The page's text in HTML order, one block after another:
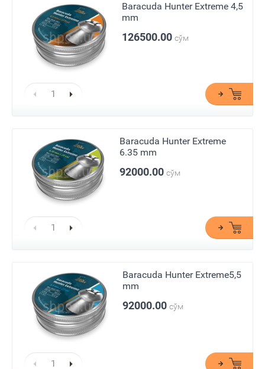
Baracuda Hunter Extreme 4,5
mm
126500.00 сўм
Baracuda Hunter Extreme
6.35 mm
92000.00 сўм
Baracuda Hunter Extreme5,5
mm
92000.00 сўм